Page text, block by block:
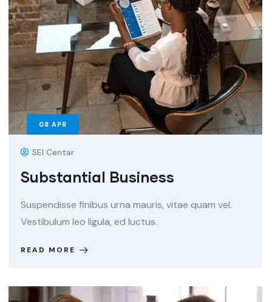
08 APR
SEI Centar
Substantial Business
Suspendisse finibus urna mauris, vitae quam vel.
Vestibulum leo ligula, ed luctus.
READ MORE